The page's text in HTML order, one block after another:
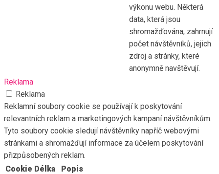
výkonu webu. Některá
data, která jsou
shromažďována, zahrnují
počet návštěvníků, jejich
zdroj a stránky, které
anonymně navštěvují.
Reklama
Reklama
Reklamní soubory cookie se používají k poskytování
relevantních reklam a marketingových kampaní návštěvníkům.
Tyto soubory cookie sledují návštěvníky napříč webovými
stránkami a shromažďují informace za účelem poskytování
přizpůsobených reklam.
Cookie Délka Popis